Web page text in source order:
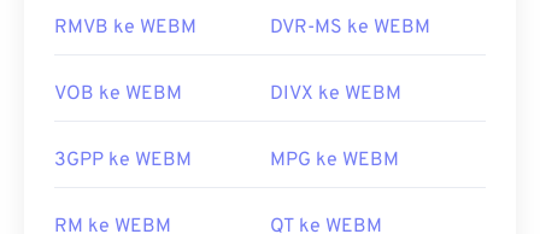
RMVB ke WEBM DVR-MS ke WEBM
VOB ke WEBM DIVX ke WEBM
3GPP ke WEBM MPG ke WEBM
RM ke WEBM QT ke WEBM